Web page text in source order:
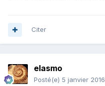
Citer
elasmo
Posté(e) 5 janvier 2016